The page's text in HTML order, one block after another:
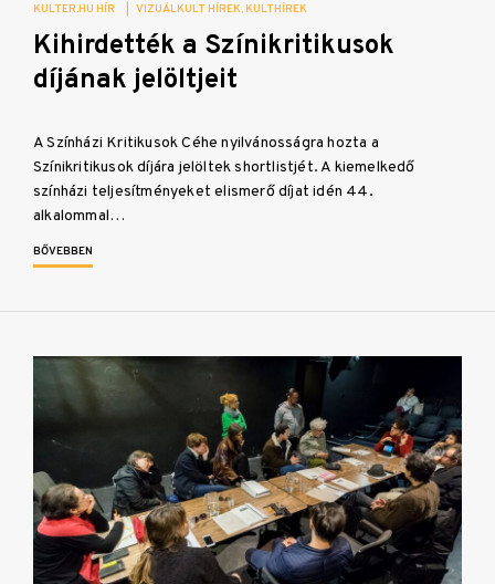
KULTER.HU HÍR VIZUÁLKULT HÍREK KULTHÍREK
Kihirdették a Színikritikusok
díjának jelöltjeit
A Színházi Kritikusok Céhe nyilvánosságra hozta a
Színikritikusok díjára jelöltek shortlistjét. A kiemelkedő
színházi teljesítményeket elismerő díjat idén 44.
alkalommal…
BŐVEBBEN